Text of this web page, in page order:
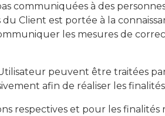
communiquées à des
Client est portée à la
les mesures de
peuvent être traitées
afin de réaliser les
respectives et pour les finalités